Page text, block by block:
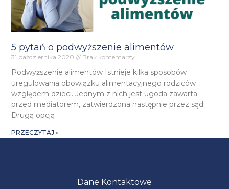
5 pytań o podwyższenie alimentów
31 października 2020 Brak komentarzy
Podwyższenie alimentów Istnieje kilka sposobów
uregulowania obowiązku alimentacyjnego rodziców
względem dzieci. Jednym z nich jest ugoda zawarta
przed mediatorem, zatwierdzona następnie przez sąd.
Drugą opcją
PRZECZYTAJ »
Dane Kontaktowe